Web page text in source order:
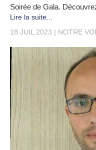
Soirée de Gala.
Lire la suite...
18 JUIL 2023
NOTRE